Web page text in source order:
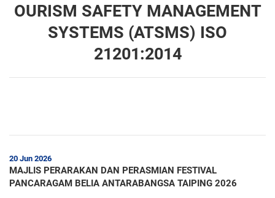
OURISM SAFETY MANAGEMENT
SYSTEMS (ATSMS) ISO
21201:2014
20 Jun 2026
MAJLIS PERARAKAN DAN PERASMIAN FESTIVAL
PANCARAGAM BELIA ANTARABANGSA TAIPING 2026